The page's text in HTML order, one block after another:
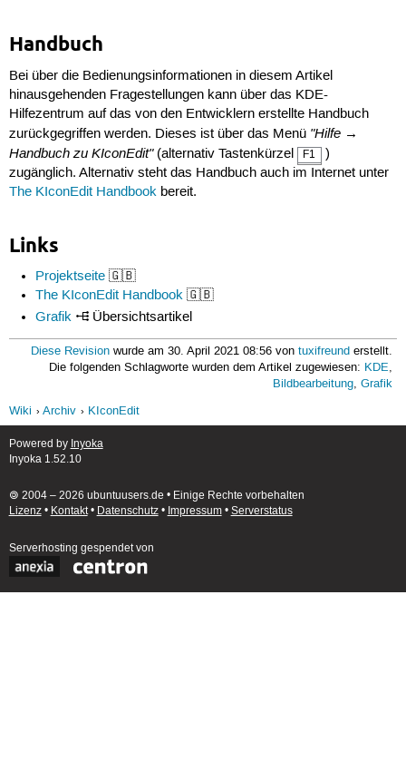
Handbuch
Bei über die Bedienungsinformationen in diesem Artikel
hinausgehenden Fragestellungen kann über das KDE-
Hilfezentrum auf das von den Entwicklern erstellte Handbuch
zurückgegriffen werden. Dieses ist über das Menü "Hilfe →
Handbuch zu KIconEdit"(alternativ Tastenkürzel F1
)
zugänglich. Alternativ steht das Handbuch auch im Internet unter
The KIconEdit Handbookbereit.
Links
Projektseite 🇬🇧
The KIconEdit Handbook 🇬🇧
Grafik
Übersichtsartikel
Diese Revision wurde am 30. April 2021 08:56 vontuxifreund erstellt.
Die folgenden Schlagworte wurden dem Artikel zugewiesen: KDE,
Bildbearbeitung,Grafik
Wiki
Archiv KIconEdit
Powered by Inyoka
Inyoka 1.52.10
🄯 2004 – 2026 ubuntuusers.de • Einige Rechte vorbehalten
Lizenz• Kontakt• Datenschutz• Impressum• Serverstatus
Serverhosting gespendet von